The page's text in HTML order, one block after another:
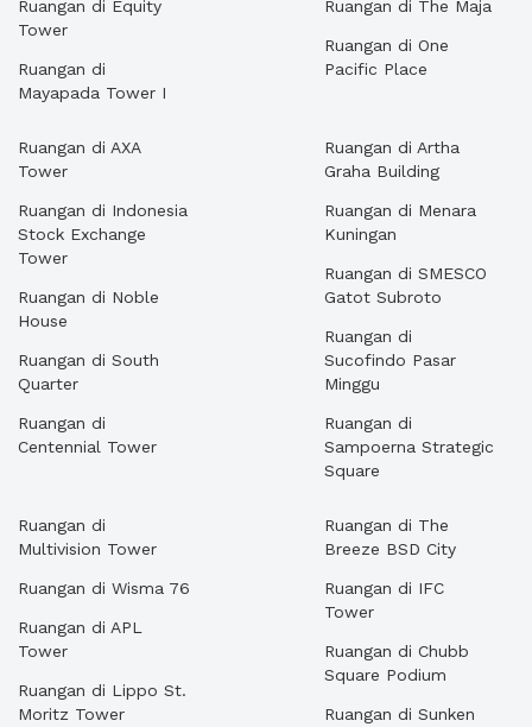
Ruangan di Equity
Tower
Ruangan di
Mayapada Tower I
Ruangan di The Maja
Ruangan di One
Pacific Place
Ruangan di AXA
Tower
Ruangan di Indonesia
Stock Exchange
Tower
Ruangan di Noble
House
Ruangan di South
Quarter
Ruangan di
Centennial Tower
Ruangan di Artha
Graha Building
Ruangan di Menara
Kuningan
Ruangan di SMESCO
Gatot Subroto
Ruangan di
Sucofindo Pasar
Minggu
Ruangan di
Sampoerna Strategic
Square
Ruangan di
Multivision Tower
Ruangan di Wisma 76
Ruangan di APL
Tower
Ruangan di Lippo St.
Moritz Tower
Ruangan di The
Breeze BSD City
Ruangan di IFC
Tower
Ruangan di Chubb
Square Podium
Ruangan di Sunken